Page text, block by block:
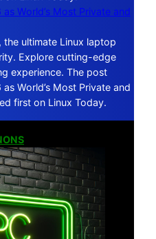
World’s Most Private and
the ultimate Linux laptop
Explore cutting-edge
experience. The post
World’s Most Private and
first on Linux Today.